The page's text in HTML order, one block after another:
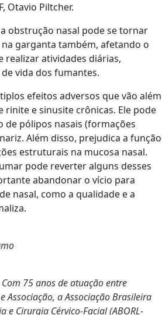
Otavio Piltcher.
obstrução nasal pode se tornar
garganta também, afetando o
realizar atividades diárias,
vida dos fumantes.
efeitos adversos que vão além
rinite e sinusite crônicas. Ele pode
pólipos nasais (formações
Além disso, prejudica a função
estruturais na mucosa nasal.
pode reverter alguns desses
abandonar o vício para
nasal, como a qualidade e a
Com 75 anos de atuação entre
Associação, a Associação Brasileira
Cirurgia Cérvico-Facial (ABORL-